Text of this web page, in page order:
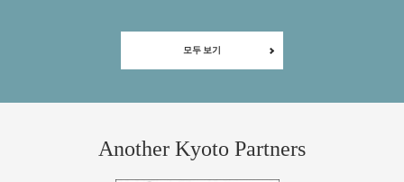
모두 보기
Another Kyoto Partners